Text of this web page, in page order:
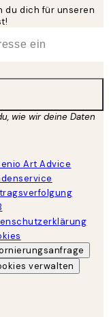
du dich für unseren
wie wir deine Daten
Art Advice
verwalten